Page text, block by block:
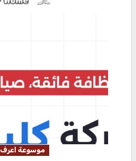
موسوعة اعرف